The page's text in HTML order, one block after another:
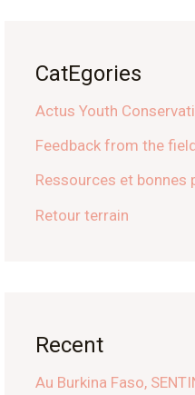
CatEgories
Actus Youth
Feedback from the
Ressources et bonnes
Retour terrain
Recent
Au Burkina Faso,